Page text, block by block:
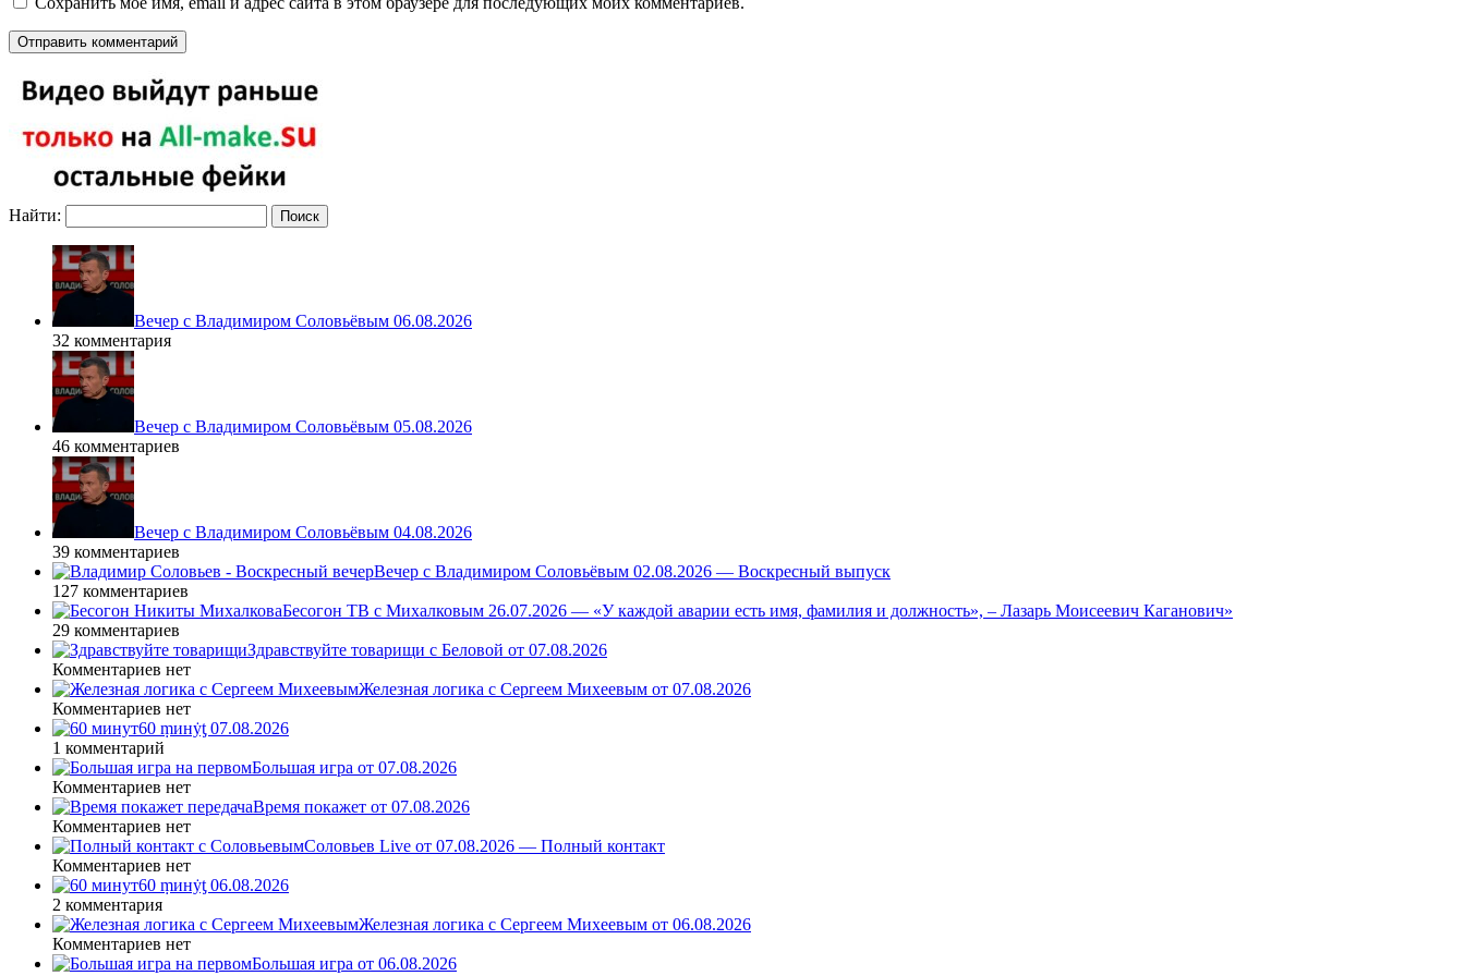
Найти:
Вечер с Владимиром Соловьёвым 06.08.2026
32 комментария
Вечер с Владимиром Соловьёвым 05.08.2026
46 комментариев
Вечер с Владимиром Соловьёвым 04.08.2026
39 комментариев
Вечер с Владимиром Соловьёвым 02.08.2026 — Воскресный выпуск
127 комментариев
Бесогон ТВ с Михалковым 26.07.2026 — «У каждой аварии есть имя, фамилия и должность», – Лазарь Моисеевич Каганович»
29 комментариев
Здравствуйте товарищи с Беловой от 07.08.2026
Комментариев нет
Железная логика с Сергеем Михеевым от 07.08.2026
Комментариев нет
60 ṃинẏƫ 07.08.2026
1 комментарий
Большая игра от 07.08.2026
Комментариев нет
Время покажет от 07.08.2026
Комментариев нет
Соловьев Live от 07.08.2026 — Полный контакт
Комментариев нет
60 ṃинẏƫ 06.08.2026
2 комментария
Железная логика с Сергеем Михеевым от 06.08.2026
Комментариев нет
Большая игра от 06.08.2026